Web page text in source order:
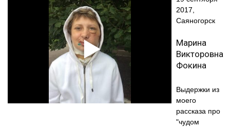
2017,
Саяногорск
Марина
Викторовна
Фокина
Выдержки из
моего
рассказа про
"чудом